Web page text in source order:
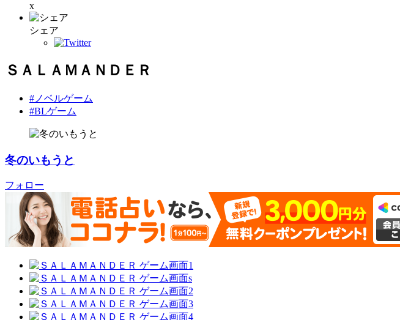
x
シェア
ＳＡＬＡＭＡＮＤＥＲ
#ノベルゲーム
#BLゲーム
冬のいもうと
フォロー